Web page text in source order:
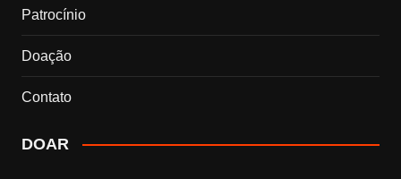
Patrocínio
Doação
Contato
DOAR